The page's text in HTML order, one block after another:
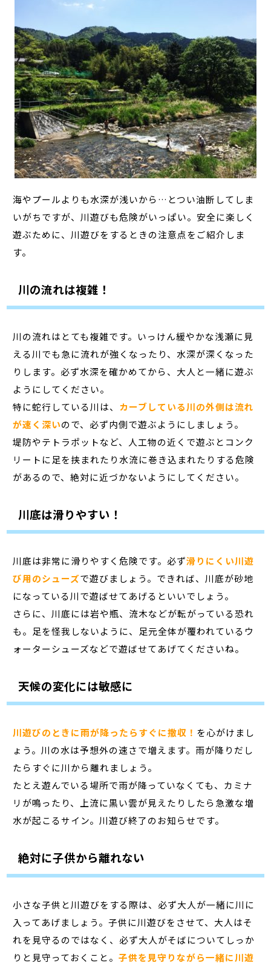
海やプールよりも水深が浅いから…とつい油断してしま
いがちですが、川遊びも危険がいっぱい。安全に楽しく
遊ぶために、川遊びをするときの注意点をご紹介しま
す。
川の流れは複雑！
川の流れはとても複雑です。いっけん緩やかな浅瀬に見
える川でも急に流れが強くなったり、水深が深くなった
りします。必ず水深を確かめてから、大人と一緒に遊ぶ
ようにしてください。
特に蛇行している川は、 カーブしている川の外側は流れ
が速く深いので、必ず内側で遊ぶようにしましょう。
堤防やテトラポットなど、人工物の近くで遊ぶとコンク
リートに足を挟まれたり水流に巻き込まれたりする危険
があるので、絶対に近づかないようにしてください。
川底は滑りやすい！
川底は非常に滑りやすく危険です。必ず滑りにくい川遊
び用のシューズで遊びましょう。できれば、川底が砂地
になっている川で遊ばせてあげるといいでしょう。
さらに、川底には岩や瓶、流木などが転がっている恐れ
も。足を怪我しないように、足元全体が覆われているウ
ォーターシューズなどで遊ばせてあげてくださいね。
天候の変化には敏感に
川遊びのときに雨が降ったらすぐに撤収！ を心がけまし
ょう。川の水は予想外の速さで増えます。雨が降りだし
たらすぐに川から離れましょう。
たとえ遊んでいる場所で雨が降っていなくても、カミナ
リが鳴ったり、上流に黒い雲が見えたりしたら急激な増
水が起こるサイン。川遊び終了のお知らせです。
絶対に子供から離れない
小さな子供と川遊びをする際は、必ず大人が一緒に川に
入ってあげましょう。子供に川遊びをさせて、大人はそ
れを見守るのではなく、必ず大人がそばについてしっか
りと見守っておくこと。子供を見守りながら一緒に川遊